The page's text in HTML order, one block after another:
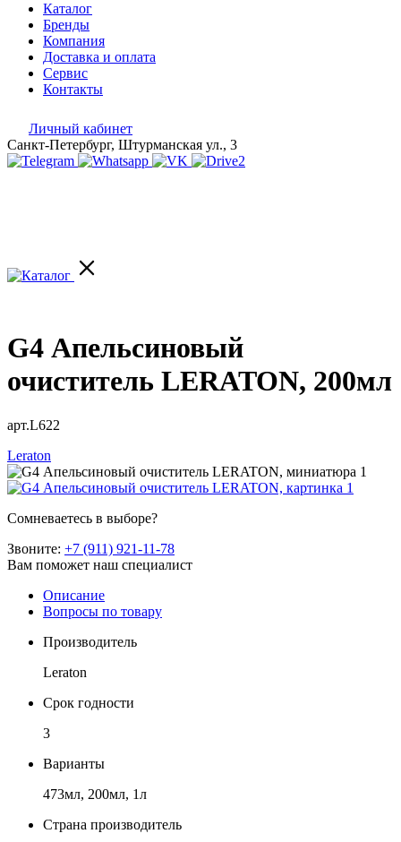
Каталог
Бренды
Компания
Доставка и оплата
Сервис
Контакты
Личный кабинет
Санкт-Петербург, Штурманская ул., 3
G4 Апельсиновый
очиститель LERATON, 200мл
арт.L622
Leraton
Сомневаетесь в выборе?
Звоните: +7 (911) 921-11-78
Вам поможет наш специалист
Описание
Вопросы по товару
Производитель
Leraton
Срок годности
3
Варианты
473мл, 200мл, 1л
Страна производитель